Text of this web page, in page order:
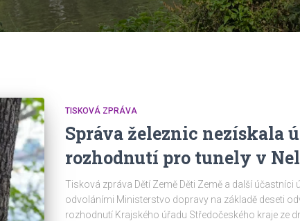
TISKOVÁ ZPRÁVA
Správa železnic nezískala
rozhodnutí pro tunely v
Tisková zpráva Dětí Země Děti Země a další účastníci
odvoláními Ministerstvo dopravy na základě deseti
rozhodnutí Krajského úřadu Středočeského kraje ze